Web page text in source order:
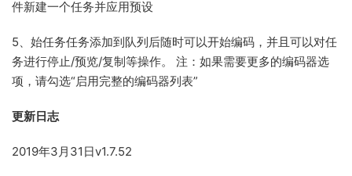
件新建一个任务并应用预设
5、始任务任务添加到队列后随时可以开始编码，并且可以对任
务进行停止/预览/复制等操作。 注：如果需要更多的编码器选
项，请勾选“启用完整的编码器列表”
更新日志
2019年3月31日v1.7.52